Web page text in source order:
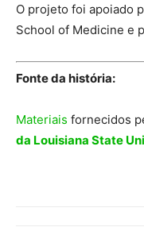
O projeto foi apoiado
School of Medicine e
Fonte da história:
Materiais fornecidos
da Louisiana State